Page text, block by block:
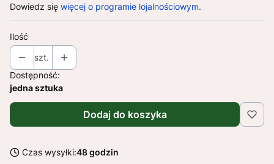
Dowiedz się więcej o programie lojalnościowym.
Ilość
szt.
Dostępność:
jedna sztuka
Dodaj do koszyka
Czas wysyłki:48 godzin